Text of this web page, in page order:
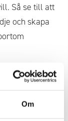
Om
Så se till att
och skapa